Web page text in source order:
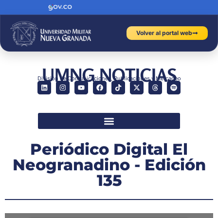
Volver al portal web
UMNG NOTICIAS
División de Comunicaciones, Publicaciones y Mercadeo
Periódico Digital El
Neogranadino - Edición
135